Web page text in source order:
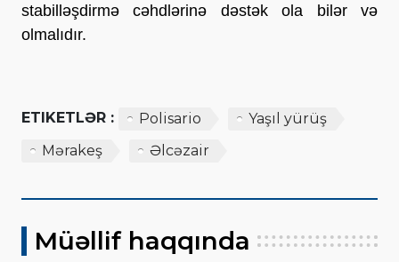
stabilləşdirmə cəhdlərinə dəstək ola bilər və
olmalıdır.
ETIKETLƏR : Polisario
Yaşıl yürüş
Mərakeş
Əlcəzair
Müəllif haqqında